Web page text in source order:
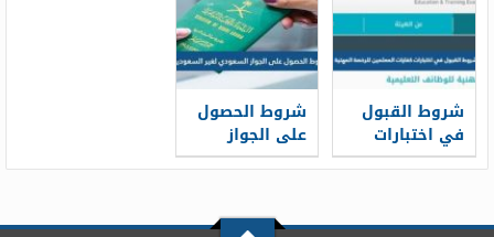
شروط القبول
في اختبارات
كفايات
1448
شروط الحصول
على الجواز
السعودي لغير